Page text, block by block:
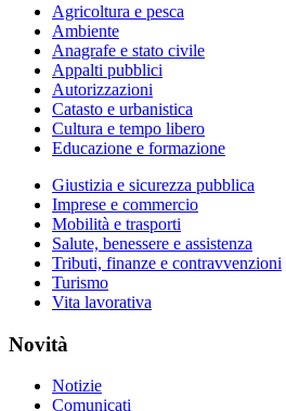
Agricoltura e pesca
Ambiente
Anagrafe e stato civile
Appalti pubblici
Autorizzazioni
Catasto e urbanistica
Cultura e tempo libero
Educazione e formazione
Giustizia e sicurezza pubblica
Imprese e commercio
Mobilità e trasporti
Salute, benessere e assistenza
Tributi, finanze e contravvenzioni
Turismo
Vita lavorativa
Novità
Notizie
Comunicati